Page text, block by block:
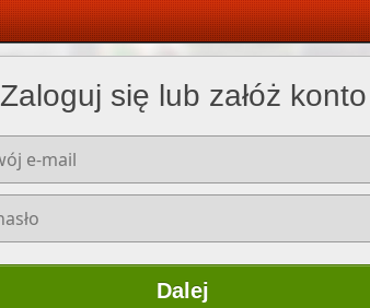
Zaloguj się lub załóż konto
Dalej